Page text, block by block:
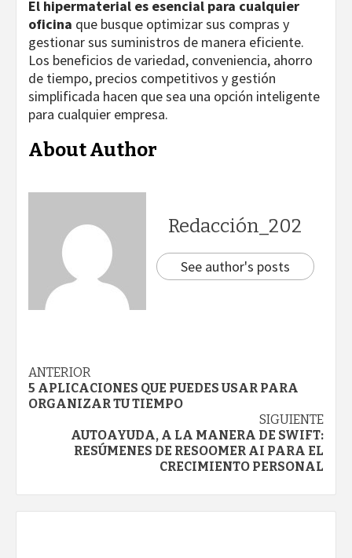
El hipermaterial es esencial para cualquier
oficina que busque optimizar sus compras y
gestionar sus suministros de manera eficiente.
Los beneficios de variedad, conveniencia, ahorro
de tiempo, precios competitivos y gestión
simplificada hacen que sea una opción inteligente
para cualquier empresa.
About Author
Redacción_202
See author's posts
Navegación
de
entradas
ANTERIOR
5 APLICACIONES QUE PUEDES USAR PARA
ORGANIZAR TU TIEMPO
SIGUIENTE
AUTOAYUDA, A LA MANERA DE SWIFT:
RESÚMENES DE RESOOMER AI PARA EL
CRECIMIENTO PERSONAL